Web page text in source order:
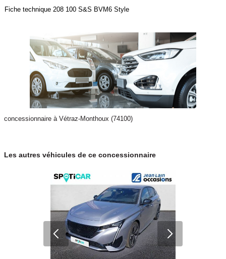
Fiche technique 208 100 S&S BVM6 Style
concessionnaire à Vétraz-Monthoux (74100)
Les autres véhicules de ce concessionnaire